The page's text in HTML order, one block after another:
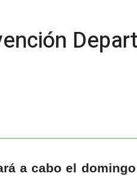
a cabo el